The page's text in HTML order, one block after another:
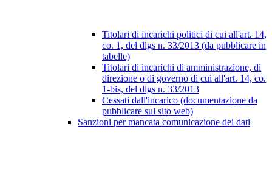
Titolari di incarichi politici di cui all'art. 14,
co. 1, del dlgs n. 33/2013 (da pubblicare in
tabelle)
Titolari di incarichi di amministrazione, di
direzione o di governo di cui all'art. 14, co.
1-bis, del dlgs n. 33/2013
Cessati dall'incarico (documentazione da
pubblicare sul sito web)
Sanzioni per mancata comunicazione dei dati